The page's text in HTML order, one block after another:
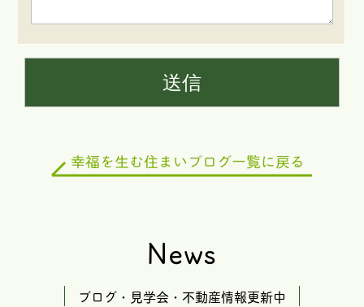
News
ブログ・見学会・不動産情報更新中